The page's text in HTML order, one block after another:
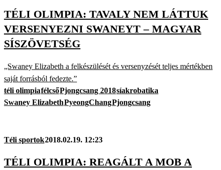
TÉLI OLIMPIA: TAVALY NEM LÁTTUK
VERSENYEZNI SWANEYT – MAGYAR
SÍSZÖVETSÉG
„Swaney Elizabeth a felkészülését és versenyzését teljes mértékben
saját forrásból fedezte.”
téli olimpiafélcsőPjongcsang 2018síakrobatika
Swaney ElizabethPyeongChangPjongcsang
Téli sportok2018.02.19. 12:23
TÉLI OLIMPIA: REAGÁLT A MOB A